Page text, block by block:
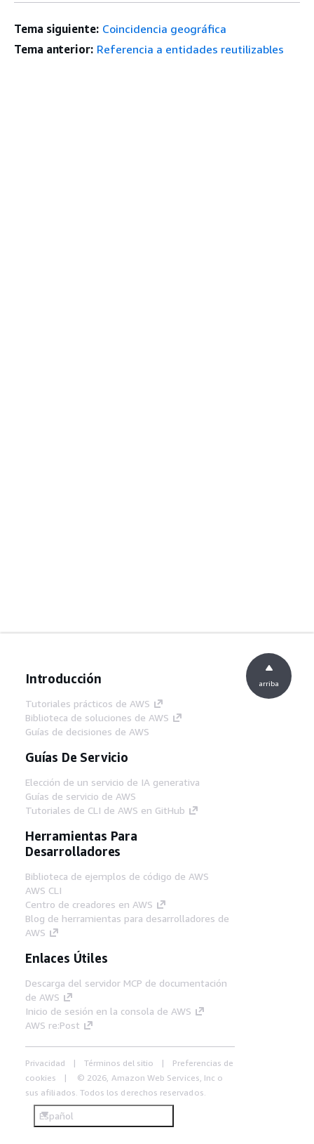
Tema siguiente: Coincidencia geográfica
Tema anterior: Referencia a entidades reutilizables
Introducción
Tutoriales prácticos de AWS
Biblioteca de soluciones de AWS
Guías de decisiones de AWS
Guías De Servicio
Elección de un servicio de IA generativa
Guías de servicio de AWS
Tutoriales de CLI de AWS en GitHub
Herramientas Para
Desarrolladores
Biblioteca de ejemplos de código de AWS
AWS CLI
Centro de creadores en AWS
Blog de herramientas para desarrolladores de
AWS
Enlaces Útiles
Descarga del servidor MCP de documentación
de AWS
Inicio de sesión en la consola de AWS
AWS re:Post
Privacidad Términos del sitio
Preferencias de
cookies
© 2026, Amazon Web Services, Inc o
sus afiliados. Todos los derechos reservados.
Español
arriba